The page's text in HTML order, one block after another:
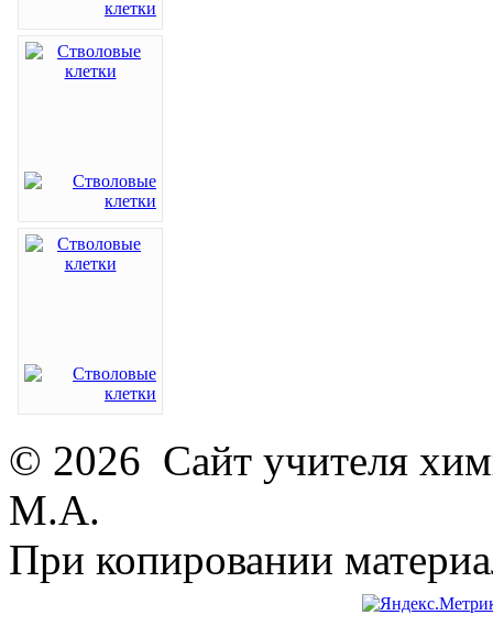
© 2026 Сайт учителя
М.А.
При копировании